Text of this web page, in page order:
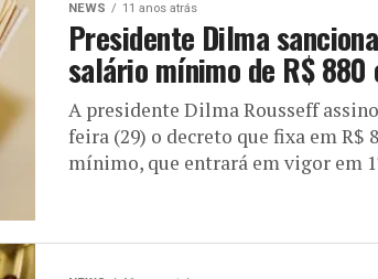
NEWS 11 anos atrás
Presidente Dilma
salário mínimo de R$ 880
A presidente Dilma Rousseff
feira (29) o decreto que fixa em R$
mínimo, que entrará em vigor em